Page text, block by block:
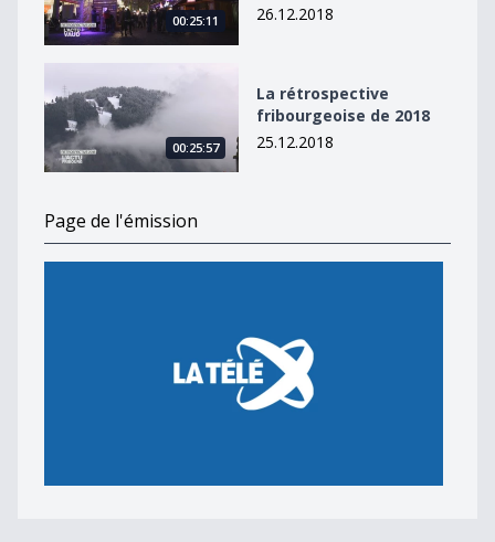
00:25:11
26.12.2018
00:25:57
La rétrospective
fribourgeoise de 2018
25.12.2018
Page de l'émission